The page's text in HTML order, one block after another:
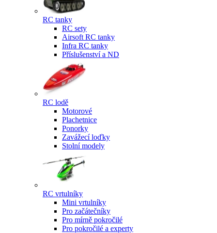
RC tanky
RC sety
Airsoft RC tanky
Infra RC tanky
Příslušenství a ND
RC lodě
Motorové
Plachetnice
Ponorky
Zavážecí loďky
Stolní modely
RC vrtulníky
Mini vrtulníky
Pro začátečníky
Pro mírně pokročilé
Pro pokročilé a experty